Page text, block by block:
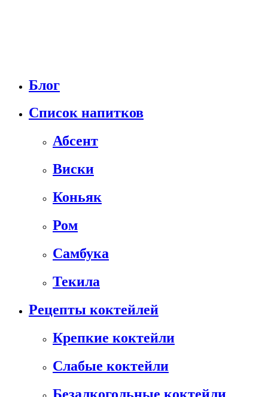
Блог
Список напитков
Абсент
Виски
Коньяк
Ром
Самбука
Текила
Рецепты коктейлей
Крепкие коктейли
Слабые коктейли
Безалкогольные коктейли